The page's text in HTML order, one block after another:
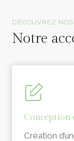
DÉCOUVREZ
Notre
Conception
Création